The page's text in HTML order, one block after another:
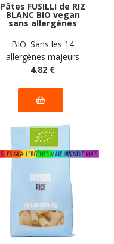
Pâtes FUSILLI de RIZ
BLANC BIO vegan
sans allergènes
Pasta Gustosa : 340
grammes
BIO. Sans les 14
allergènes majeurs
4.82 €